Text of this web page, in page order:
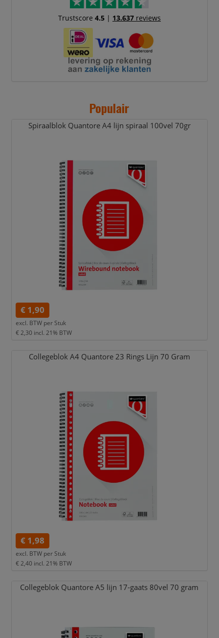
Trustscore 4.5| 13.637reviews
Populair
Spiraalblok Quantore A4 lijn spiraal 100vel 70gr
€ 1,90
excl. BTW per Stuk
€ 2,30 incl. 21% BTW
Collegeblok A4 Quantore 23 Rings Lijn 70 Gram
€ 1,98
excl. BTW per Stuk
€ 2,40 incl. 21% BTW
Collegeblok Quantore A5 lijn 17-gaats 80vel 70 gram